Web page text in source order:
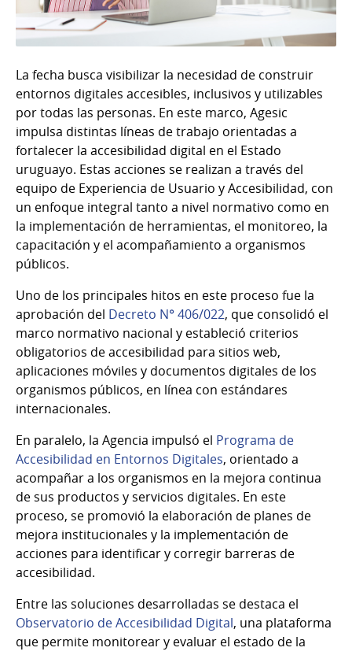
La fecha busca visibilizar la necesidad de construir
entornos digitales accesibles, inclusivos y utilizables
por todas las personas. En este marco, Agesic
impulsa distintas líneas de trabajo orientadas a
fortalecer la accesibilidad digital en el Estado
uruguayo. Estas acciones se realizan a través del
equipo de Experiencia de Usuario y Accesibilidad, con
un enfoque integral tanto a nivel normativo como en
la implementación de herramientas, el monitoreo, la
capacitación y el acompañamiento a organismos
públicos.
Uno de los principales hitos en este proceso fue la
aprobación del Decreto N° 406/022, que consolidó el
marco normativo nacional y estableció criterios
obligatorios de accesibilidad para sitios web,
aplicaciones móviles y documentos digitales de los
organismos públicos, en línea con estándares
internacionales.
En paralelo, la Agencia impulsó el Programa de
Accesibilidad en Entornos Digitales, orientado a
acompañar a los organismos en la mejora continua
de sus productos y servicios digitales. En este
proceso, se promovió la elaboración de planes de
mejora institucionales y la implementación de
acciones para identificar y corregir barreras de
accesibilidad.
Entre las soluciones desarrolladas se destaca el
Observatorio de Accesibilidad Digital, una plataforma
que permite monitorear y evaluar el estado de la